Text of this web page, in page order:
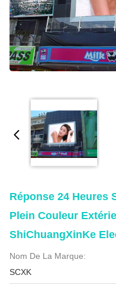
Réponse 24 Heures
Plein Couleur
ShiChuangXinKe
Nom De La Marque:
SCXK